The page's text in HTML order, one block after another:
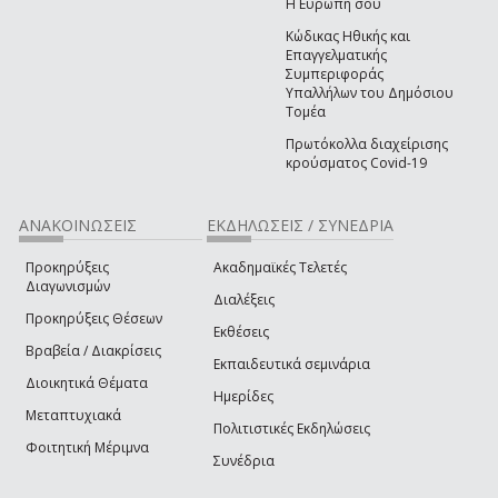
Η Ευρώπη σου
Κώδικας Ηθικής και
Επαγγελματικής
Συμπεριφοράς
Υπαλλήλων του Δημόσιου
Τομέα
Πρωτόκολλα διαχείρισης
κρούσματος Covid-19
ΑΝΑΚΟΙΝΩΣΕΙΣ
Προκηρύξεις
Διαγωνισμών
Προκηρύξεις Θέσεων
Βραβεία / Διακρίσεις
Διοικητικά Θέματα
Μεταπτυχιακά
Φοιτητική Μέριμνα
ΕΚΔΗΛΩΣΕΙΣ / ΣΥΝΕΔΡΙΑ
Ακαδημαϊκές Τελετές
Διαλέξεις
Εκθέσεις
Εκπαιδευτικά σεμινάρια
Ημερίδες
Πολιτιστικές Εκδηλώσεις
Συνέδρια